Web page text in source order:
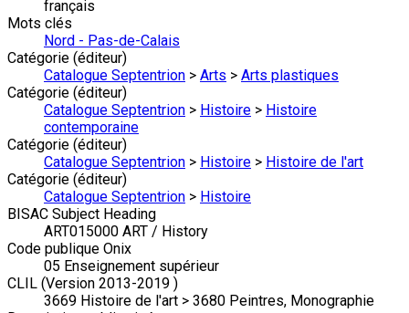
français
Mots clés
Nord - Pas-de-Calais
Catégorie (éditeur)
Catalogue Septentrion > Arts > Arts plastiques
Catégorie (éditeur)
Catalogue Septentrion > Histoire > Histoire
contemporaine
Catégorie (éditeur)
Catalogue Septentrion > Histoire > Histoire de l'art
Catégorie (éditeur)
Catalogue Septentrion > Histoire
BISAC Subject Heading
ART015000 ART / History
Code publique Onix
05 Enseignement supérieur
CLIL (Version 2013-2019 )
3669 Histoire de l'art > 3680 Peintres, Monographie